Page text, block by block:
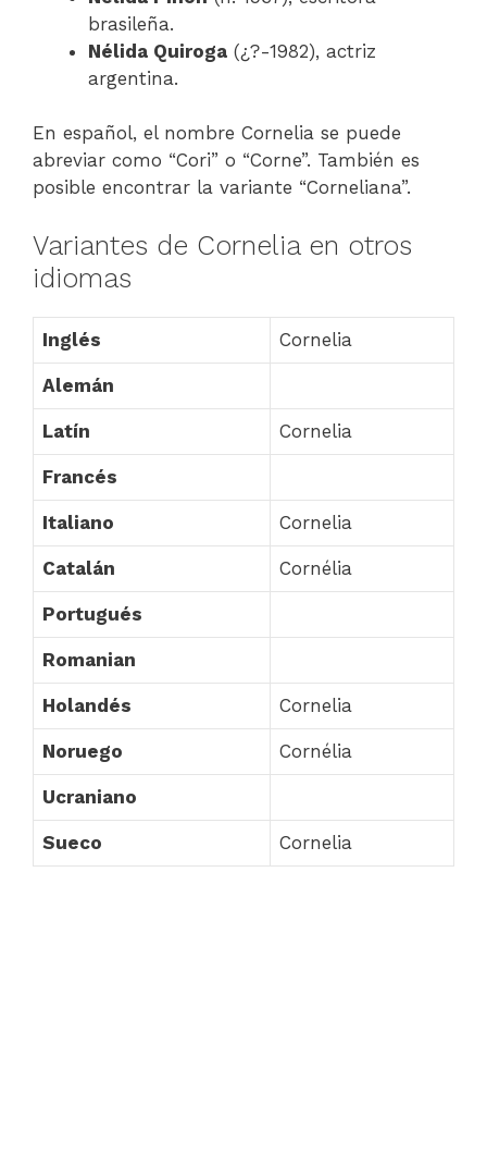
brasileña.
Nélida Quiroga (¿?-1982), actriz
argentina.
En español, el nombre Cornelia se puede
abreviar como “Cori” o “Corne”. También es
posible encontrar la variante “Corneliana”.
Variantes de Cornelia en otros
idiomas
Inglés Cornelia
Alemán
Latín Cornelia
Francés
Italiano Cornelia
Catalán Cornélia
Portugués
Romanian
Holandés Cornelia
Noruego Cornélia
Ucraniano
Sueco Cornelia